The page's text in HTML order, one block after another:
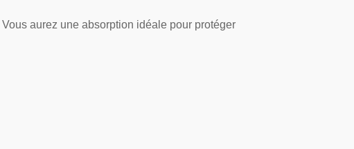
aurez une absorption idéale pour protéger